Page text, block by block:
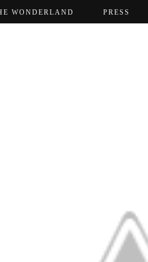
WONDERLAND PRESS